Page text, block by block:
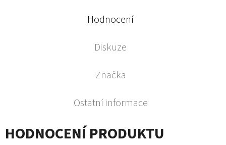
Hodnocení
Diskuze
Značka
Ostatní informace
HODNOCENÍ PRODUKTU